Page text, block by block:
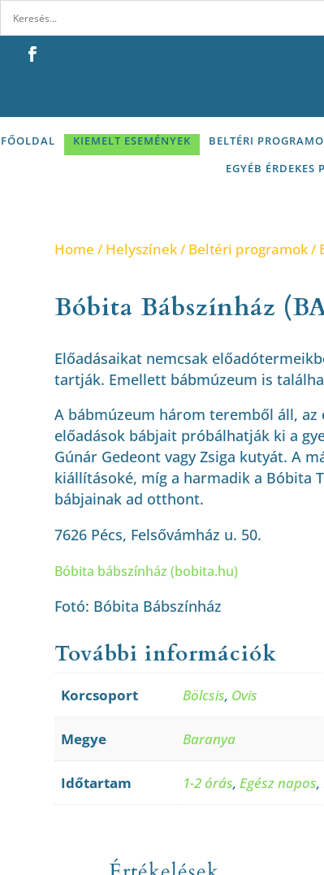
FŐOLDAL KIEMELT ESEMÉNYEK BELTÉRI
EGYÉB ÉRDEKES
Home /Helyszínek/Beltéri programok/
Bóbita Bábszínház
Előadásaikat nemcsak
tartják. Emellett bábmúzeum is
A bábmúzeum három teremből áll, az
előadások bábjait próbálhatják ki a
Gúnár Gedeont vagy Zsiga kutyát. A
kiállításoké, míg a harmadik a Bóbita
bábjainak ad otthont.
7626 Pécs, Felsővámház u. 50.
Bóbita bábszínház (bobita.hu)
Fotó: Bóbita Bábszínház
További információk
Korcsoport Bölcsis, Ovis
Megye Baranya
Időtartam 1-2 órás,Egész napos,